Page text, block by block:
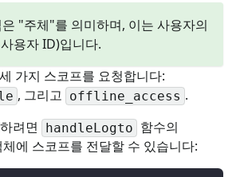
"주체"를 의미하며, 이는 사용자의
용자 ID)입니다.
가지 스코프를 요청합니다:
, 그리고 offline_access .
려면
handleLogto 함수의
체에 스코프를 전달할 수 있습니다: